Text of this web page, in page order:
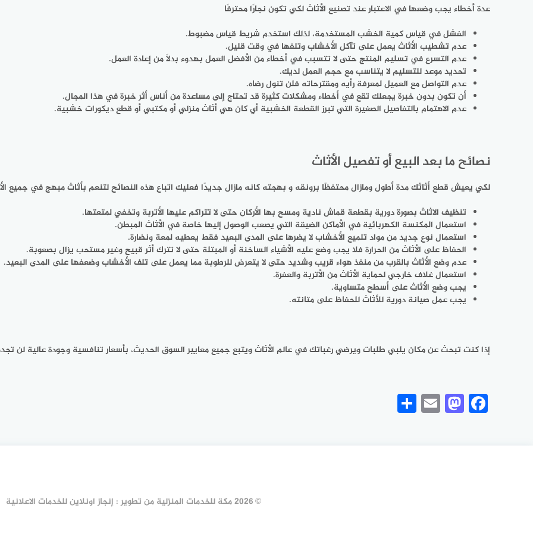
عدة أخطاء يجب وضعها في الاعتبار عند تصنيع الأثاث لكي تكون نجارًا محترفًا
الفشل في قياس كمية الخشب المستخدمة، لذلك استخدم شريط قياس مضبوط.
عدم تشطيب الأثاث يعمل على تآكل الأخشاب وتلفها في وقت قليل.
عدم التسرع في تسليم المنتج حتى لا تتسبب في أخطاء من الأفضل العمل بهدوء بدلًا من إعادة العمل.
تحديد موعد للتسليم لا يتناسب مع حجم العمل لديك.
عدم التواصل مع العميل لمعرفة رأيه ومقترحاته فلن تنول رضاه.
أن تكون بدون خبرة يجعلك تقع في أخطاء ومشكلات كثيرة قد تحتاج إلى مساعدة من أناس أثر خبرة في هذا المجال.
عدم الاهتمام بالتفاصيل الصغيرة التي تبرز القطعة الخشبية أي كان هي أثاث منزلي أو مكتبي أو قطع ديكورات خشبية.
نصائح ما بعد البيع أو تفصيل الأثاث
لكي يعيش قطع أثاثك مدة أطول ومازال محتفظًا برونقه و بهجته كانه مازال جديدًا فعليك اتباع هذه النصائح لتنعم بأثاث مبهج في جميع
تنظيف الاثاث بصورة دورية بقطعة قماش نادية ومسح بها الأركان حتى لا تتراكم عليها الأتربة وتخفي لمتعتها.
استعمال المكنسة الكهربائية في الأماكن الضيقة التي يصعب الوصول إليها خاصة في الأثاث المبطن.
استعمال نوع جديد من مواد تلميع الأخشاب لا يضرها على المدى البعيد فقط يعطيه لمعة ونضارة.
الحفاظ على الأثاث من الحرارة فلا يجب وضع عليه الأشياء الساخنة أو المبتلة حتى لا تترك أثر قبيح وغير مستحب يزال بصعوبة.
عدم وضع الأثاث بالقرب من منفذ هواء قريب وشديد حتى لا يتعرض للرطوبة مما يعمل على تلف الأخشاب وضعفها على المدى البعيد.
استعمال غلاف خارجي لحماية الأثاث من الأتربة والعفرة.
يجب وضع الأثاث على أسطح متساوية.
يجب عمل صيانة دورية للأثاث للحفاظ على متانته.
إذا كنت تبحث عن مكان يلبي طلبات ويرضي رغباتك في عالم الأثاث ويتبع جميع معايير السوق الحديث، بأسعار تنافسية وجودة عالية لن
Facebook
Mastodon
Email
© 2026 مكة للخدمات المنزلية من تطوير : إنجاز اونلاين للخدمات الاعلانية